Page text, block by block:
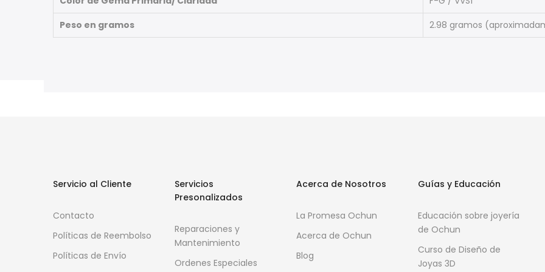
Peso en gramos
2.98 gramos
Servicio al Cliente
Contacto
Políticas de Reembolso
Políticas de Envío
Servicios
Presonalizados
Reparaciones y
Mantenimiento
Ordenes Especiales
Acerca de Nosotros
La Promesa Ochun
Acerca de Ochun
Blog
Guías y Educación
Educación sobre joyería
de Ochun
Curso de Diseño de
Joyas 3D